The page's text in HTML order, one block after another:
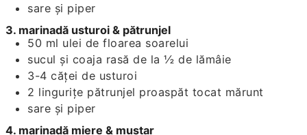
sare și piper
3. marinadă usturoi & pătrunjel
50 ml ulei de floarea soarelui
sucul și coaja rasă de la ½ de lămâie
3-4 căței de usturoi
2 lingurițe pătrunjel proaspăt tocat mărunt
sare și piper
4. marinadă miere & muștar